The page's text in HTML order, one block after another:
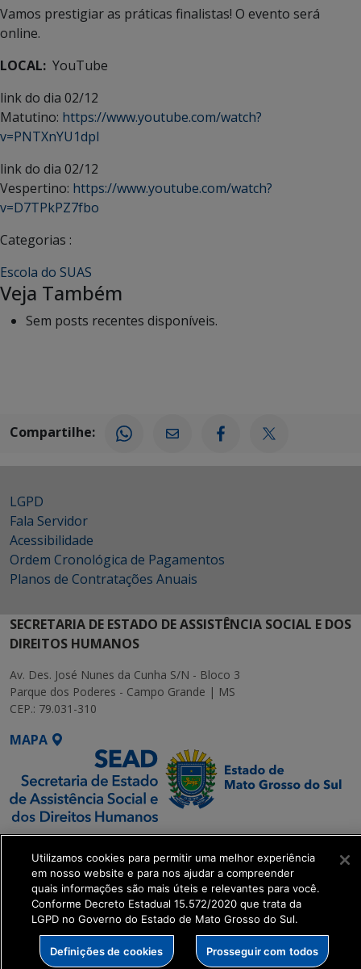
Vamos prestigiar as práticas finalistas! O evento será
online.
LOCAL: YouTube
link do dia 02/12
Matutino: https://www.youtube.com/watch?
v=PNTXnYU1dpI
link do dia 02/12
Vespertino: https://www.youtube.com/watch?
v=D7TPkPZ7fbo
Categorias :
Escola do SUAS
Veja Também
Sem posts recentes disponíveis.
Compartilhe:
LGPD
Fala Servidor
Acessibilidade
Ordem Cronológica de Pagamentos
Planos de Contratações Anuais
SECRETARIA DE ESTADO DE ASSISTÊNCIA SOCIAL E DOS
DIREITOS HUMANOS
Av. Des. José Nunes da Cunha S/N - Bloco 3
Parque dos Poderes - Campo Grande | MS
CEP.: 79.031-310
MAPA
Executiva de
Transformação Digital
get_footer();
Utilizamos cookies para permitir uma melhor experiência
em nosso website e para nos ajudar a compreender
quais informações são mais úteis e relevantes para você.
Conforme Decreto Estadual 15.572/2020 que trata da
LGPD no Governo do Estado de Mato Grosso do Sul.
Definições de cookies Prosseguir com todos